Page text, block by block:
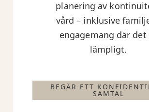
planering av
vård – inklusive
engagemang där det
lämpligt.
BEGÄR ETT
SAMTAL